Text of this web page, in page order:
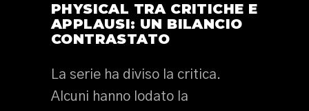
PHYSICAL TRA CRITICHE E
APPLAUSI: UN BILANCIO
CONTRASTATO
La serie ha diviso la critica.
Alcuni hanno lodato la